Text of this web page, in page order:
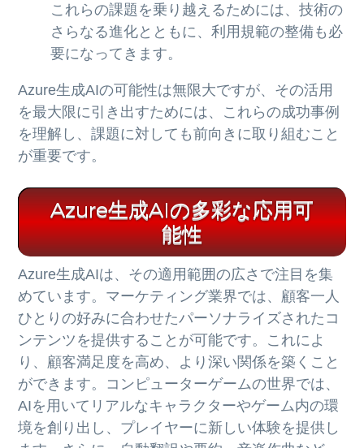
これらの課題を乗り越えるためには、技術の
さらなる進化とともに、利用規範の整備も必
要になってきます。
Azure生成AIの可能性は無限大ですが、その活用
を最大限に引き出すためには、これらの成功事例
を理解し、課題に対しても前向きに取り組むこと
が重要です。
Azure生成AIの多彩な応用可
能性
Azure生成AIは、その適用範囲の広さで注目を集
めています。マーケティング業界では、顧客一人
ひとりの好みに合わせたパーソナライズされたコ
ンテンツを提供することが可能です。これによ
り、顧客満足度を高め、より深い関係を築くこと
ができます。コンピューターゲームの世界では、
AIを用いてリアルなキャラクターやゲーム内の環
境を創り出し、プレイヤーに新しい体験を提供し